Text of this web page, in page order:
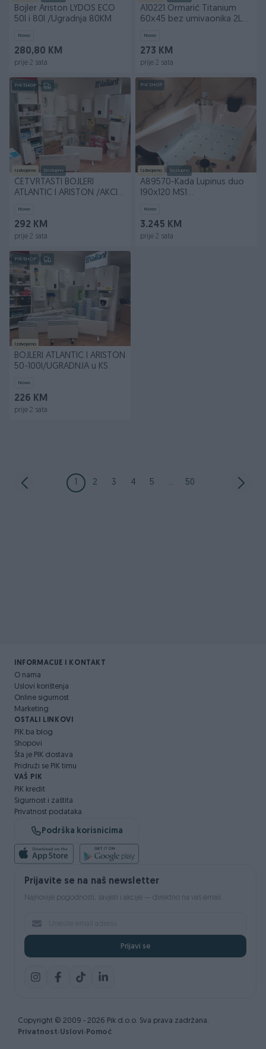
Bojler Ariston LYDOS ECO
50l i 80l /Ugradnja 80KM
Novo
280,80 KM
prije 2 sata
A10221 Ormarić Titanium
60x45 bez umivaonika 2L
Novo
273 KM
prije 2 sata
PIK SHOP
Izdvojeno Dostupno
ČETVRTASTI BOJLERI
ATLANTIC I ARISTON /AKCIJA
Novo
292 KM
prije 2 sata
PIK SHOP
Izdvojeno Dostupno
A89570-Kada Lupinus duo
190x120 MS1
Novo
3.245 KM
prije 2 sata
PIK SHOP
Izdvojeno
BOJLERI ATLANTIC I ARISTON
50-100l/UGRADNJA u KS
Novo
226 KM
prije 2 sata
1 2 3 4 5 ... 50
INFORMACIJE I KONTAKT
O nama
Uslovi korištenja
Online sigurnost
Marketing
OSTALI LINKOVI
PIK.ba blog
Shopovi
Šta je PIK dostava
Pridruži se PIK timu
VAŠ PIK
PIK kredit
Sigurnost i zaštita
Privatnost podataka
Podrška korisnicima
Prijavite se na naš newsletter
Najnovije pogodnosti, savjeti i akcije — direktno na vaš email.
Prijavi se
Copyright © 2009 - 2026 Pik d.o.o. Sva prava zadržana.
Privatnost Uslovi Pomoć